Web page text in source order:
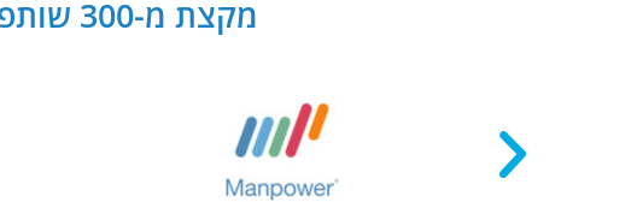
מקצת מ-300 שותפנו העסקיים של PB Digital בישראל ובעולם: